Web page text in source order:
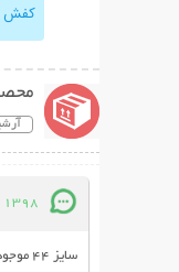
کفش
1398
سایز 44 موجوده؟